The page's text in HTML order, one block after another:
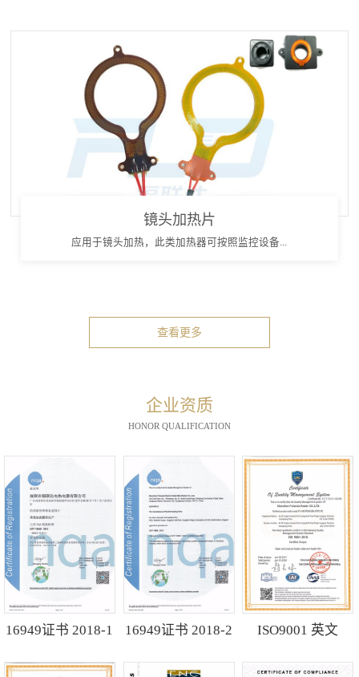
镜头加热片
应用于镜头加热，此类加热器可按照监控设备...
查看更多
企业资质
HONOR QUALIFICATION
16949证书 2018-1 16949证书 2018-2 ISO9001 英文